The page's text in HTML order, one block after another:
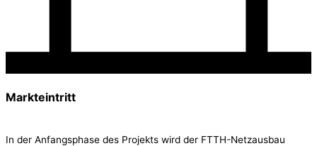
Markteintritt
In der Anfangsphase des Projekts wird der FTTH-Netzausbau